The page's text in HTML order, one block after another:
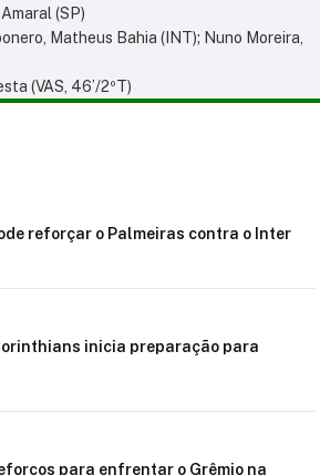
(SP)
Matheus Bahia (INT); Nuno Moreira,
(VAS, 46’/2ºT)
reforçar o Palmeiras contra o Inter
inicia preparação para
para enfrentar o Grêmio na